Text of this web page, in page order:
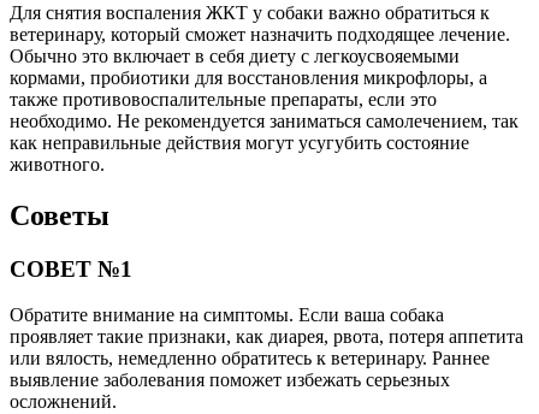
Для снятия воспаления ЖКТ у собаки важно обратиться к
ветеринару, который сможет назначить подходящее лечение.
Обычно это включает в себя диету с легкоусвояемыми
кормами, пробиотики для восстановления микрофлоры, а
также противовоспалительные препараты, если это
необходимо. Не рекомендуется заниматься самолечением, так
как неправильные действия могут усугубить состояние
животного.
Советы
СОВЕТ №1
Обратите внимание на симптомы. Если ваша собака
проявляет такие признаки, как диарея, рвота, потеря аппетита
или вялость, немедленно обратитесь к ветеринару. Раннее
выявление заболевания поможет избежать серьезных
осложнений.